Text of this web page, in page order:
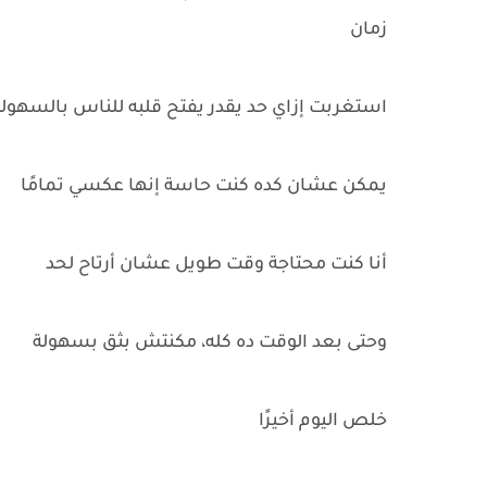
زمان
استغربت إزاي حد يقدر يفتح قلبه للناس
يمكن عشان كده كنت حاسة إنها عكسي تمامًا
أنا كنت محتاجة وقت طويل عشان أرتاح لحد
وحتى بعد الوقت ده كله، مكنتش بثق بسهولة
خلص اليوم أخيرًا